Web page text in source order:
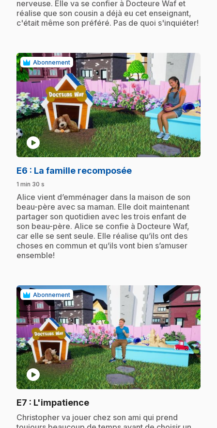
nerveuse. Elle va se confier à Docteure Waf et
réalise que son cousin a déjà eu cet enseignant,
c'était même son préféré. Pas de quoi s'inquiéter!
Abonnement
play_circle
E6 : La famille recomposée.
1 min 30 s
.Alice vient d’emménager dans la maison de son
beau-père avec sa maman. Elle doit maintenant
partager son quotidien avec les trois enfant de
son beau-père. Alice se confie à Docteure Waf,
car elle se sent seule. Elle réalise qu’ils ont des
choses en commun et qu’ils vont bien s’amuser
ensemble!
Abonnement
play_circle
E7 : L'impatience.
.Christopher va jouer chez son ami qui prend